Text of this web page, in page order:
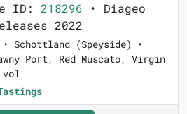
ID: 218296 • Diageo
2022
Schottland (Speyside) •
Port, Red Muscato, Virgin
vol